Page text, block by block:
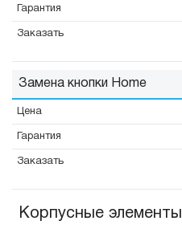
Замена кнопки Home
Корпусные элементы